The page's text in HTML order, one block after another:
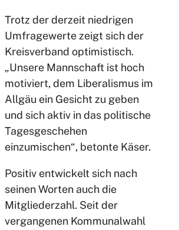
Trotz der derzeit niedrigen
Umfragewerte zeigt sich der
Kreisverband optimistisch.
„Unsere Mannschaft ist hoch
motiviert, dem Liberalismus im
Allgäu ein Gesicht zu geben
und sich aktiv in das politische
Tagesgeschehen
einzumischen“, betonte Käser.
Positiv entwickelt sich nach
seinen Worten auch die
Mitgliederzahl. Seit der
vergangenen Kommunalwahl